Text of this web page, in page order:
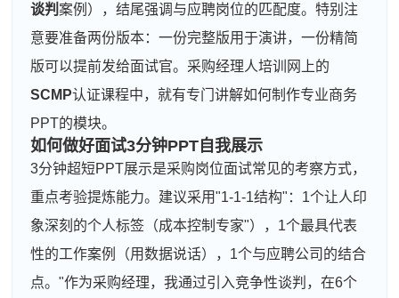
谈判案例），结尾强调与应聘岗位的匹配度。特别注
意要准备两份版本：一份完整版用于演讲，一份精简
版可以提前发给面试官。采购经理人培训网上的
SCMP认证课程中，就有专门讲解如何制作专业商务
PPT的模块。
如何做好面试3分钟PPT自我展示
3分钟超短PPT展示是采购岗位面试常见的考察方式，
重点考验提炼能力。建议采用"1-1-1结构"：1个让人印
象深刻的个人标签（成本控制专家"），1个最具代表
性的工作案例（用数据说话），1个与应聘公司的结合
点。"作为采购经理，我通过引入竞争性谈判，在6个